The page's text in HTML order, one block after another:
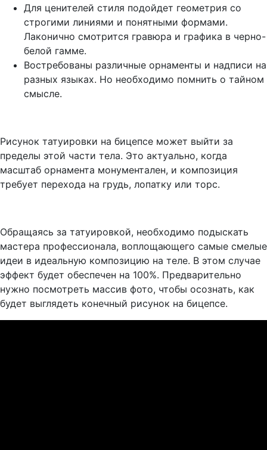
Для ценителей стиля подойдет геометрия со
строгими линиями и понятными формами.
Лаконично смотрится гравюра и графика в черно-
белой гамме.
Востребованы различные орнаменты и надписи на
разных языках. Но необходимо помнить о тайном
смысле.
Рисунок татуировки на бицепсе может выйти за
пределы этой части тела. Это актуально, когда
масштаб орнамента монументален, и композиция
требует перехода на грудь, лопатку или торс.
Обращаясь за татуировкой, необходимо подыскать
мастера профессионала, воплощающего самые смелые
идеи в идеальную композицию на теле. В этом случае
эффект будет обеспечен на 100%. Предварительно
нужно посмотреть массив фото, чтобы осознать, как
будет выглядеть конечный рисунок на бицепсе.